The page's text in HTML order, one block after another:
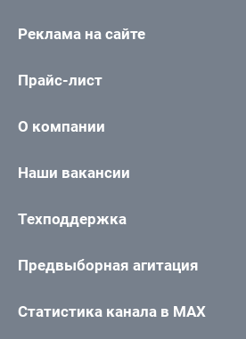
Реклама на сайте
Прайс-лист
О компании
Наши вакансии
Техподдержка
Предвыборная агитация
Статистика канала в MAX